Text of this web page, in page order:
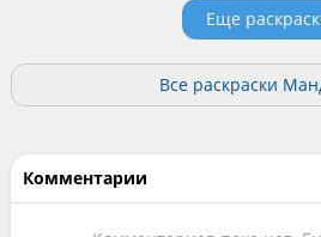
Еще
Все раскраски
Комментарии